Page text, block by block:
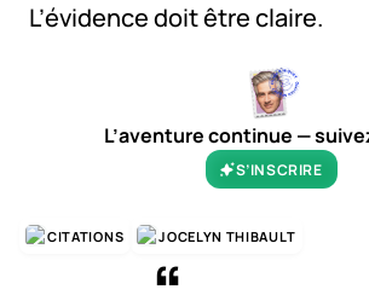
L’évidence doit être claire.
L’aventure continue —
S’INSCRIRE
CITATIONS JOCELYN THIBAULT